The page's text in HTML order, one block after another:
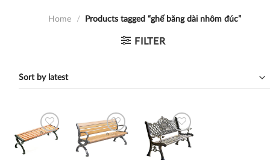
Home / Products tagged “ghế băng dài nhôm đúc”
FILTER
Thích